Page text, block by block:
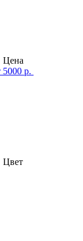
Цена
р.
Цвет